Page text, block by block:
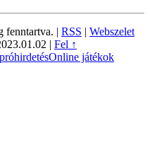
fenntartva. | RSS | Webszelet
| Fel ↑
Online játékok